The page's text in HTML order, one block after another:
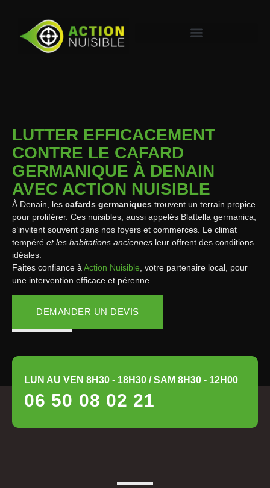
LUTTER EFFICACEMENT
CONTRE LE CAFARD
GERMANIQUE À DENAIN
AVEC ACTION NUISIBLE
À Denain, les cafards germaniques trouvent un terrain propice
pour proliférer. Ces nuisibles, aussi appelés Blattella germanica,
s’invitent souvent dans nos foyers et commerces. Le climat
tempéré et les habitations anciennes leur offrent des conditions
idéales.
Faites confiance à Action Nuisible , votre partenaire local, pour
une intervention efficace et pérenne.
DEMANDER UN DEVIS
LUN AU VEN 8H30 - 18H30 / SAM 8H30 - 12H00
06 50 08 02 21